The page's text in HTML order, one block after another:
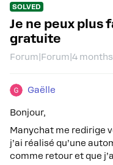
SOLVED
Je ne peux plus
gratuite
Forum|Forum|4
Gaëlle
Bonjour,
Manychat me redirige
j’ai réalisé qu’une
comme retour et que